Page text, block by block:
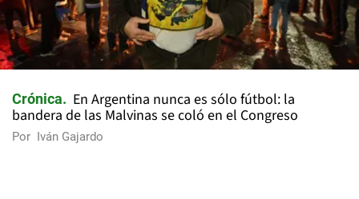
Crónica
En Argentina nunca es sólo fútbol: la
bandera de las Malvinas se coló en el Congreso
Por Iván Gajardo